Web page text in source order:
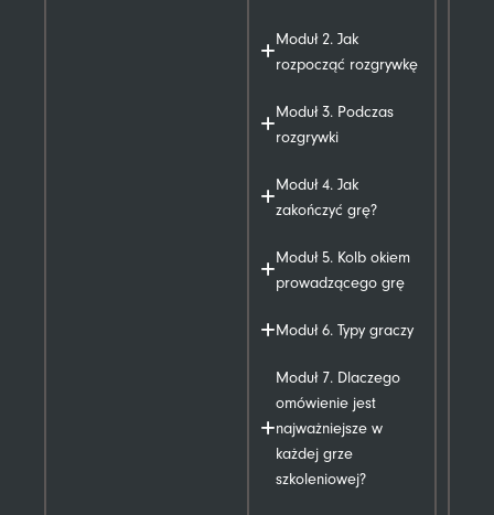
Moduł 2. Jak
rozpocząć rozgrywkę
Moduł 3. Podczas
rozgrywki
Moduł 4. Jak
zakończyć grę?
Moduł 5. Kolb okiem
prowadzącego grę
Moduł 6. Typy graczy
Moduł 7. Dlaczego
omówienie jest
najważniejsze w
każdej grze
szkoleniowej?